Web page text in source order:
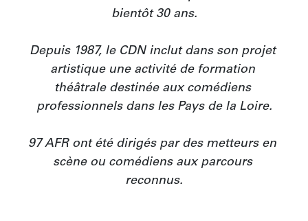
bientôt 30 ans.
Depuis 1987, le CDN inclut dans son projet
artistique une activité de formation
théâtrale destinée aux comédiens
professionnels dans les Pays de la Loire.
97 AFR ont été dirigés par des metteurs en
scène ou comédiens aux parcours
reconnus.